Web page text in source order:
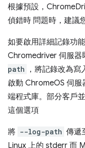
根據預設，
偵錯時 問題時，建議
如要啟用詳細記錄功
Chromedriver 伺服器
path
，將記錄改為
啟動 ChromeOS 伺
端程式庫。部分客戶
這個選項
將 --log-path 傳遞
Linux 上的 stderr 而